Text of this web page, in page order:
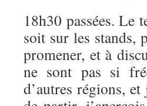
18h30 passées. Le
soit sur les stands,
promener, et à
ne sont pas si
d’autres régions,